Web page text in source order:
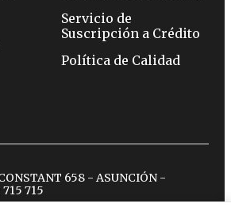
Servicio de
Suscripción a Crédito
Política de Calidad
658 - ASUNCIÓN -
715